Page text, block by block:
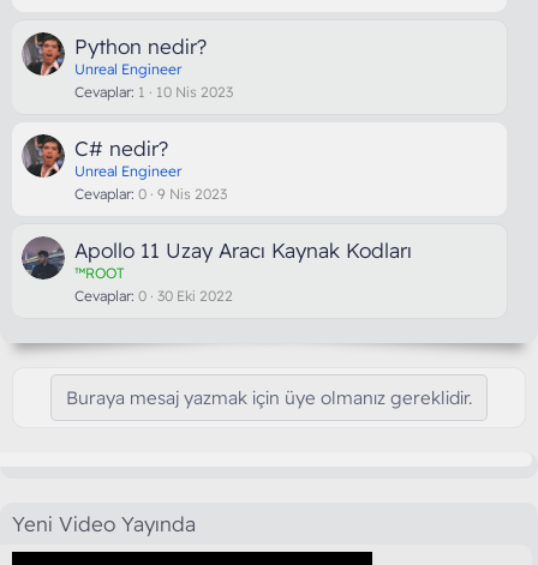
Python nedir?
Unreal Engineer
Cevaplar 1 10 Nis 2023
C# nedir?
Unreal Engineer
Cevaplar 0 9 Nis 2023
Apollo 11 Uzay Aracı Kaynak Kodları
™ROOT
Cevaplar 0 30 Eki 2022
Buraya mesaj yazmak için üye olmanız gereklidir.
Yeni Video Yayında